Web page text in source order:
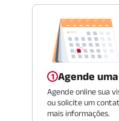
Agende
Agende online sua
ou solicite um
mais informações.